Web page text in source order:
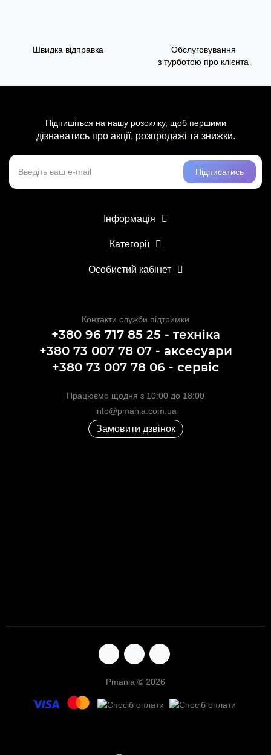
Швидка відправка
Обслуговування
з турботою про клієнта
Підпишіться на нашу розсилку, щоб першими
дізнаватись про акції, розпродажі та знижки.
Підписатись
Інформація
Категорії
Особистий кабінет
Контакти служби підтримки
+380 96 717 85 25 - техніка
+380 73 007 78 07 - аксесуари
+380 73 007 78 06 - сервіс
Працюємо щодня з 10:00 до 18:00
info@pmania.com.ua
Замовити дзвінок
Pmania © 2026